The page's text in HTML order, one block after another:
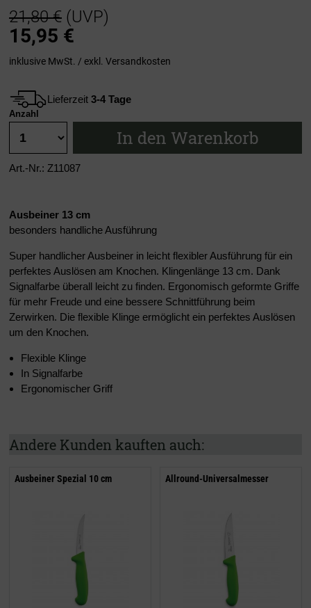
21,80 € (UVP)
15,95 €
inklusive MwSt. / exkl. Versandkosten
Lieferzeit 3-4 Tage
Anzahl
In den Warenkorb
Art.-Nr.: Z11087
Ausbeiner 13 cm
besonders handliche Ausführung
Super handlicher Ausbeiner in leicht flexibler Ausführung für ein
perfektes Auslösen am Knochen. Klingenlänge 13 cm. Dank
Signalfarbe überall leicht zu finden. Ergonomisch geformte Griffe
für mehr Freude und eine bessere Schnittführung beim
Zerwirken. Die flexible Klinge ermöglicht ein perfektes Auslösen
um den Knochen.
Flexible Klinge
In Signalfarbe
Ergonomischer Griff
Andere Kunden kauften auch:
Ausbeiner Spezial 10 cm Allround-Universalmesser